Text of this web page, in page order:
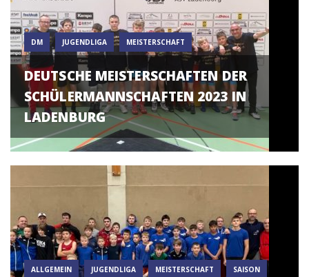
DM JUGENDLIGA MEISTERSCHAFT
DEUTSCHE MEISTERSCHAFTEN DER
SCHÜLERMANNSCHAFTEN 2023 IN
LADENBURG
ALLGEMEIN JUGENDLIGA MEISTERSCHAFT SAISON